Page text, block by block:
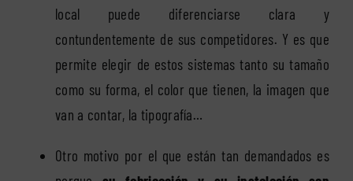
local puede diferenciarse clara y
contundentemente de sus competidores. Y es que
permite elegir de estos sistemas tanto su tamaño
como su forma, el color que tienen, la imagen que
van a contar, la tipografía…
Otro motivo por el que están tan demandados es